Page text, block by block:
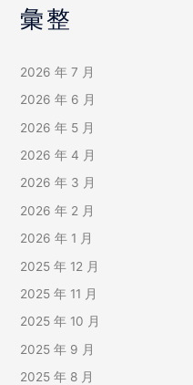
彙整
2026 年 7 月
2026 年 6 月
2026 年 5 月
2026 年 4 月
2026 年 3 月
2026 年 2 月
2026 年 1 月
2025 年 12 月
2025 年 11 月
2025 年 10 月
2025 年 9 月
2025 年 8 月